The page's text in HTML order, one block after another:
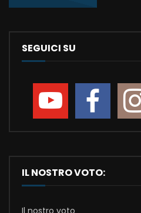
SEGUICI SU
IL NOSTRO VOTO: